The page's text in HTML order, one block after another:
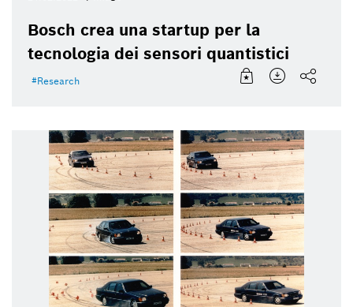
Bosch crea una startup per la
tecnologia dei sensori quantistici
Research